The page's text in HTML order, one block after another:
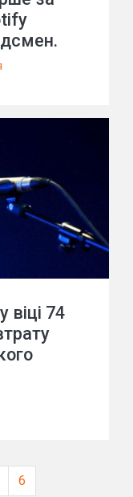
віці 74
6